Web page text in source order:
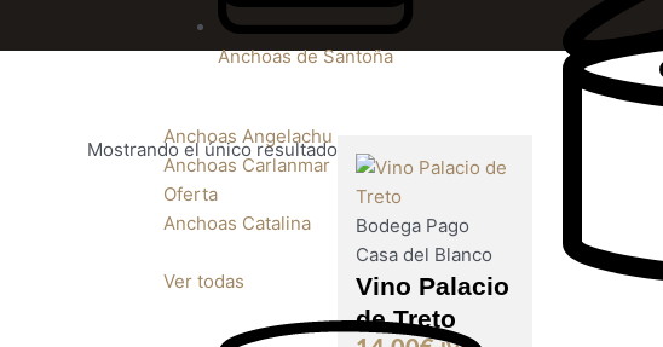
Anchoas de Santoña
Anchoas Angelachu
Anchoas Carlanmar
Oferta
Anchoas Catalina
Ver todas
Mostrando el único resultado
Bodega Pago
Casa del Blanco
Vino Palacio
de Treto